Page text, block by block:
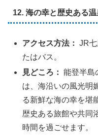
12. 海の幸と歴史ある
アクセス方法： JR
たはバス。
見どころ： 能登半島
は、海沿いの風光明
る新鮮な海の幸を堪
歴史ある旅館や共同
時間を過ごせます。